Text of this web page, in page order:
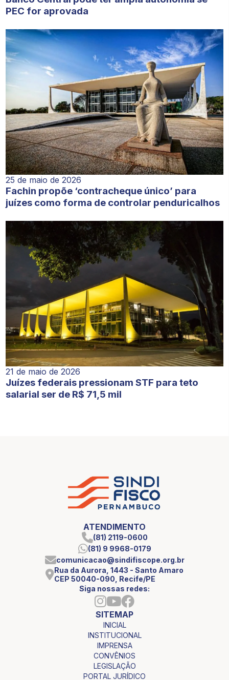
PEC for aprovada
25 de maio de 2026
Fachin propõe ‘contracheque único’ para
juízes como forma de controlar penduricalhos
21 de maio de 2026
Juízes federais pressionam STF para teto
salarial ser de R$ 71,5 mil
ATENDIMENTO
(81) 2119-0600
(81) 9 9968-0179
comunicacao@sindifiscope.org.br
Rua da Aurora, 1443 - Santo Amaro
CEP 50040-090, Recife/PE
Siga nossas redes:
SITEMAP
INICIAL
INSTITUCIONAL
IMPRENSA
CONVÊNIOS
LEGISLAÇÃO
PORTAL JURÍDICO